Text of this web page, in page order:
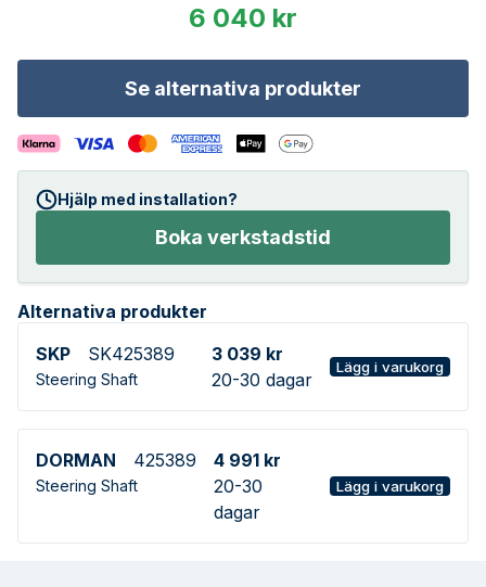
6 040 kr
Se alternativa produkter
Hjälp med installation?
Boka verkstadstid
Alternativa produkter
SKP
SK425389
Steering Shaft
3 039 kr
20-30 dagar
Lägg i varukorg
DORMAN 425389
Steering Shaft
4 991 kr
20-30
dagar
Lägg i varukorg